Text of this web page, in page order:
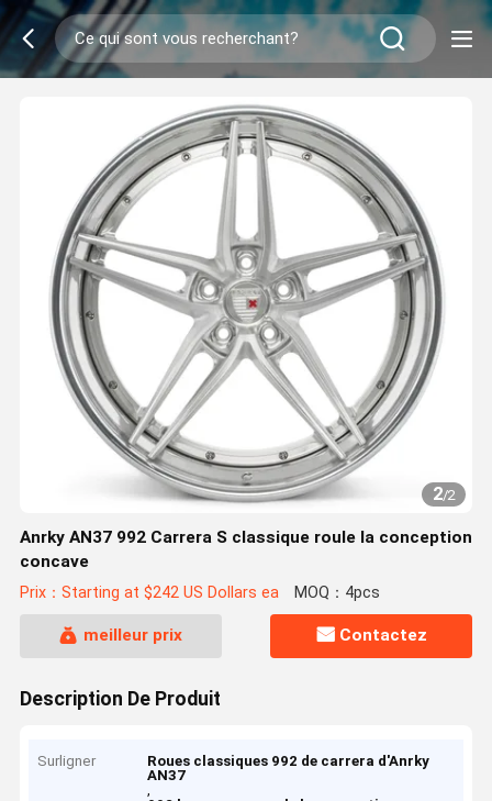
2/2
Anrky AN37 992 Carrera S classique roule la conception
concave
Prix：Starting at $242 US Dollars ea MOQ：4pcs
meilleur prix Contactez
Description De Produit
Surligner
Roues classiques 992 de carrera d'Anrky
AN37
,